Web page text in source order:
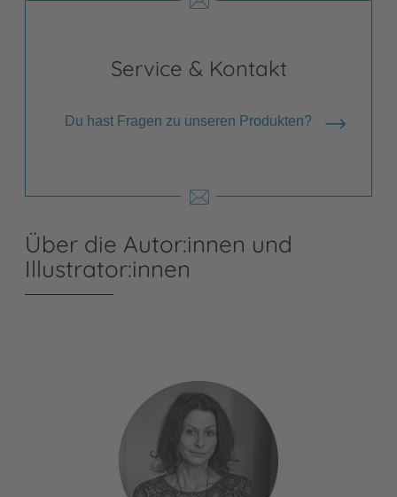
Service & Kontakt
Du hast Fragen zu unseren Produkten?
Über die Autor:innen und
Illustrator:innen